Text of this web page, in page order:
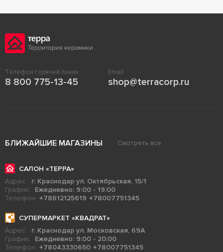
Телефон горячей линии
8 800 775-13-45
Email
shop@terracorp.ru
БЛИЖАЙШИЕ МАГАЗИНЫ Смотреть все
САЛОН «ТЕРРА»
Адрес:
г. Краснодар ул. Октябрьская, 15/1
График:
Ежедневно: 9:00 - 19:00
Телефон: +78612125619 +78007751345
СУПЕРМАРКЕТ «КВАДРАТ»
Адрес:
г. Краснодар ул. Московская, 69А
График:
Ежедневно: 9:00 - 20:00
Телефон: +78043330650 +78007751345